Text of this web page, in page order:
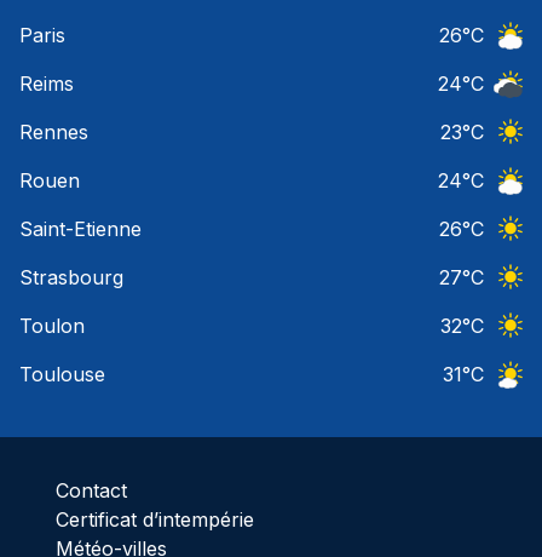
Paris
26°C
Reims
24°C
Rennes
23°C
Rouen
24°C
Saint-Etienne
26°C
Strasbourg
27°C
Toulon
32°C
Toulouse
31°C
Contact
Certificat d’intempérie
Météo-villes